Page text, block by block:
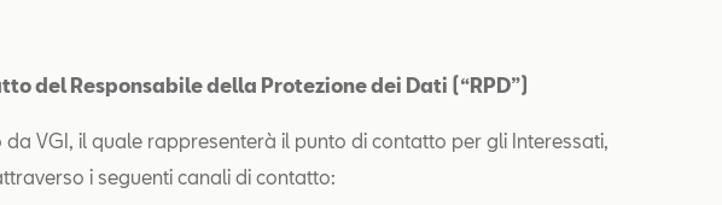
del Responsabile della Protezione dei Dati (“RPD”)
da VGI, il quale rappresenterà il punto di contatto per gli Interessati,
i seguenti canali di contatto: